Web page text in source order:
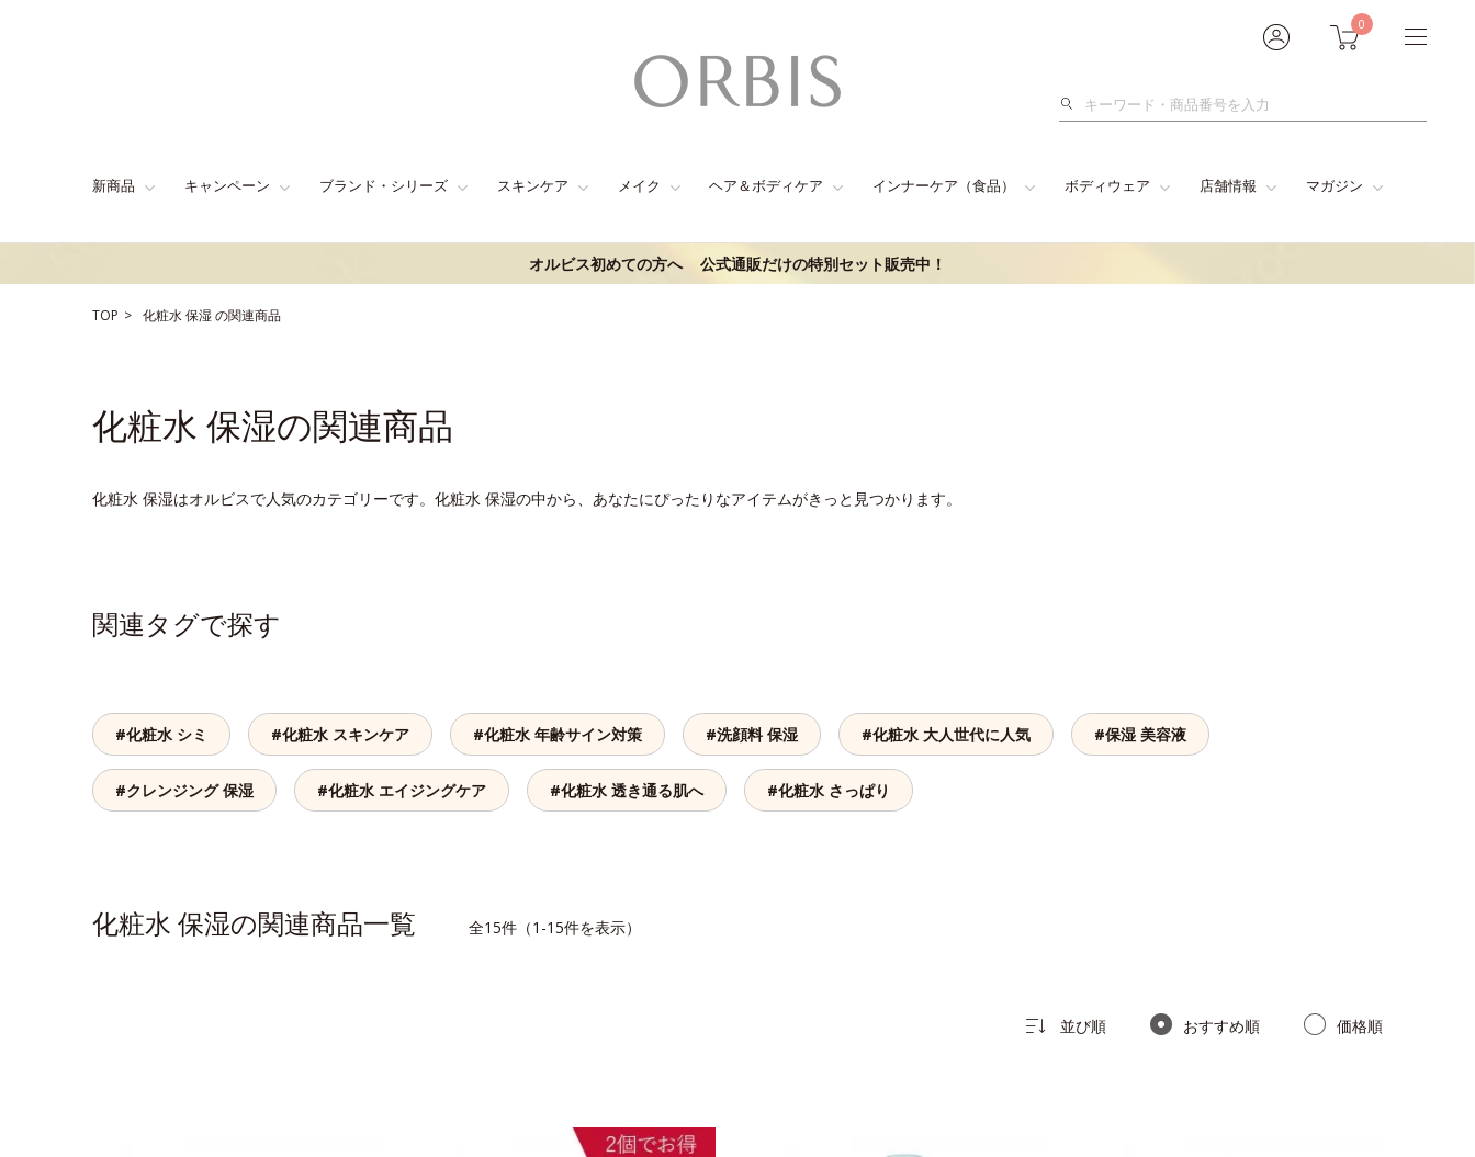
0
検
新商品 キャンペーン ブランド・シリーズ スキンケア メイク ヘア＆ボディケア インナーケア（食品） ボディウェア 店舗情報 マガジン
オルビス初めての方へ 公式通販だけの特別セット販売中！
TOP 化粧水保湿の関連商品
化粧水 保湿の関連商品
化粧水 保湿はオルビスで人気のカテゴリーです。化粧水 保湿の中から、あなたにぴったりなアイテムがきっと見つかります。
関連タグで探す
#化粧水 シミ #化粧水 スキンケア #化粧水 年齢サイン対策 #洗顔料 保湿 #化粧水 大人世代に人気 #保湿 美容液
#クレンジング 保湿 #化粧水 エイジングケア #化粧水 透き通る肌へ #化粧水 さっぱり
化粧水 保湿の関連商品一覧 全15件（1-15件を表示）
並び順 おすすめ順 価格順